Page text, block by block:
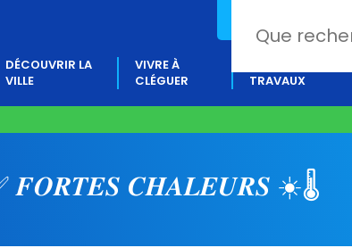
DÉCOUVRIR LA
VILLE
VIVRE À
CLÉGUER
TRAVAUX
𝑭𝑶𝑹𝑻𝑬𝑺 𝑪𝑯𝑨𝑳𝑬𝑼𝑹𝑺 ☀️​🌡️​